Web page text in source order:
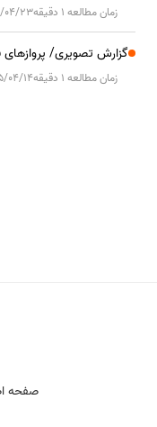
زمان مطالعه 1 دقیقه 04/23
گزارش تصویری/ پروازهای
زمان مطالعه 1 دقیقه 04/14
صفحه